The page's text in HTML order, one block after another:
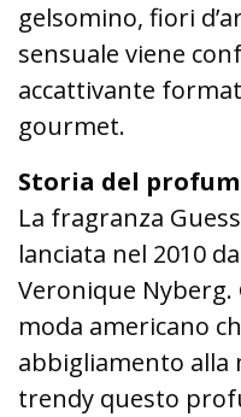
gelsomino, fiori
sensuale viene
accattivante
gourmet.
Storia del
La fragranza
lanciata nel 2010
Veronique Nyberg.
moda americano
abbigliamento alla
trendy questo